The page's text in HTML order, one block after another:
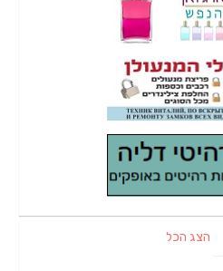
הצג הכל